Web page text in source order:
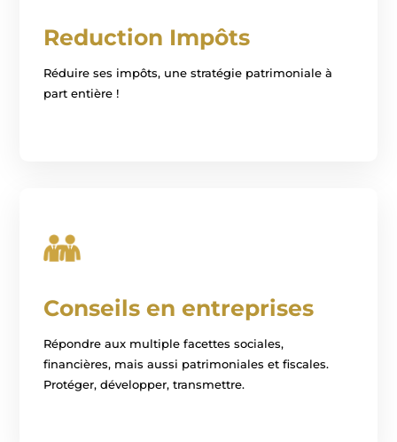
Reduction Impôts
Réduire ses impôts, une stratégie patrimoniale à
part entière !
Conseils en entreprises
Répondre aux multiple facettes sociales,
financières, mais aussi patrimoniales et fiscales.
Protéger, développer, transmettre.